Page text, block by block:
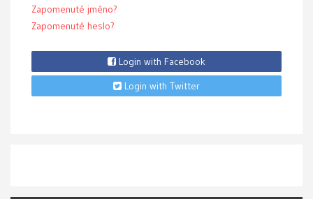
Zapomenuté jméno?
Zapomenuté heslo?
Login with Facebook
Login with Twitter